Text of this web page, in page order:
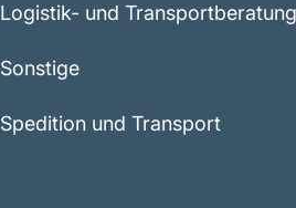
Logistik- und Transportberatung
Sonstige
Spedition und Transport